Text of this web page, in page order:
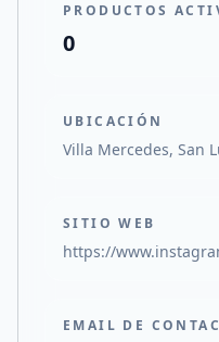
PRODUCTOS
0
UBICACIÓN
Villa Mercedes, San
SITIO WEB
https://
EMAIL DE